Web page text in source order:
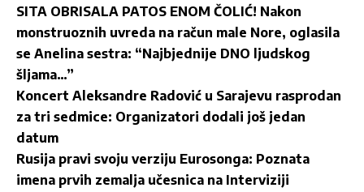
SITA OBRISALA PATOS ENOM ČOLIĆ! Nakon
monstruoznih uvreda na račun male Nore, oglasila
se Anelina sestra: “Najbjednije DNO ljudskog
šljama…”
Koncert Aleksandre Radović u Sarajevu rasprodan
za tri sedmice: Organizatori dodali još jedan
datum
Rusija pravi svoju verziju Eurosonga: Poznata
imena prvih zemalja učesnica na Interviziji